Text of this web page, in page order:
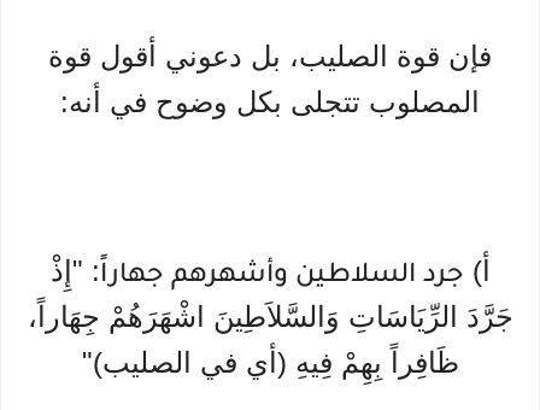
فإن قوة الصليب، بل دعوني أقول قوة
المصلوب تتجلى بكل وضوح في أنه:
أ) جرد السلاطين وأشهرهم جهاراً: "إِذْ
جَرَّدَ الرِّيَاسَاتِ وَالسَّلاَطِينَ اشْهَرَهُمْ جِهَاراً،
ظَافِراً بِهِمْ فِيهِ (أي في الصليب)"